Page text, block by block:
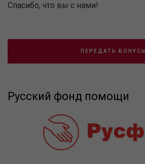
Спасибо, что вы с нами!
ПЕРЕДАТЬ БОНУСЫ
Русский фонд помощи